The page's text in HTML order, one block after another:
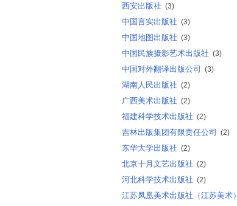
西安出版社 (3)
中国言实出版社 (3)
中国地图出版社 (3)
中国民族摄影艺术出版社 (3)
中国对外翻译出版公司 (3)
湖南人民出版社 (2)
广西美术出版社 (2)
福建科学技术出版社 (2)
吉林出版集团有限责任公司 (2)
东华大学出版社 (2)
北京十月文艺出版社 (2)
河北科学技术出版社 (2)
江苏凤凰美术出版社（江苏美术）